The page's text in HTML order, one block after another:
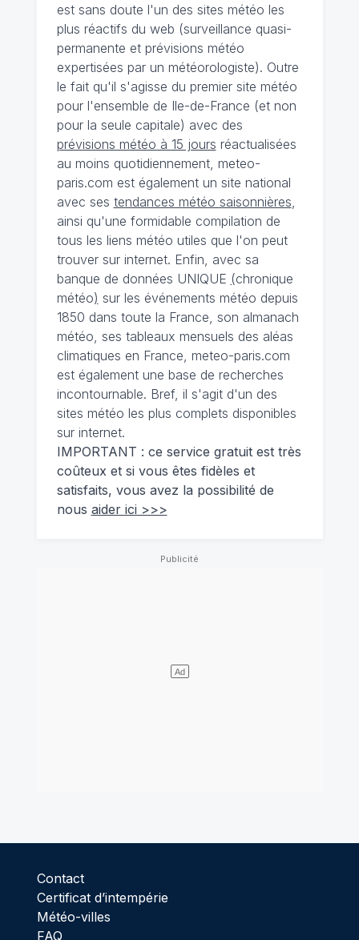
est sans doute l'un des sites météo les
plus réactifs du web (surveillance quasi-
permanente et prévisions météo
expertisées par un météorologiste). Outre
le fait qu'il s'agisse du premier site météo
pour l'ensemble de Ile-de-France (et non
pour la seule capitale) avec des
prévisions météo à 15 jours réactualisées
au moins quotidiennement, meteo-
paris.com est également un site national
avec ses tendances météo saisonnières
ainsi qu'une formidable compilation de
tous les liens météo utiles que l'on peut
trouver sur internet. Enfin, avec sa
banque de données UNIQUE (chronique
météo) sur les événements météo depuis
1850 dans toute la France, son almanach
météo, ses tableaux mensuels des aléas
climatiques en France, meteo-paris.com
est également une base de recherches
incontournable. Bref, il s'agit d'un des
sites météo les plus complets disponibles
sur internet.
IMPORTANT : ce service gratuit est très
coûteux et si vous êtes fidèles et
satisfaits, vous avez la possibilité de
nous aider ici >>>
Contact
Certificat d’intempérie
Météo-villes
FAQ